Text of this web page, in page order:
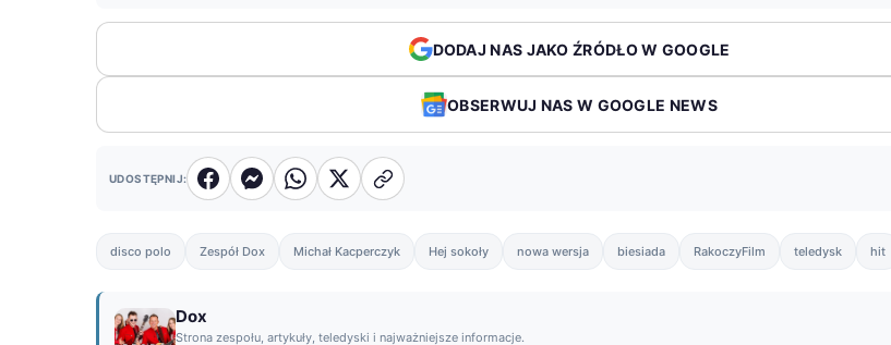
DODAJ NAS JAKO ŹRÓDŁO W GOOGLE
OBSERWUJ NAS W GOOGLE NEWS
UDOSTĘPNIJ:
disco polo Zespół Dox Michał Kacperczyk Hej sokoły nowa wersja biesiada RakoczyFilm teledysk hit
Dox
Strona zespołu, artykuły, teledyski i najważniejsze informacje.